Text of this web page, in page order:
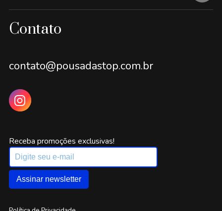
Contato
contato@pousadastop.com.br
Receba promoções exclusivas!
Assinar newsletter